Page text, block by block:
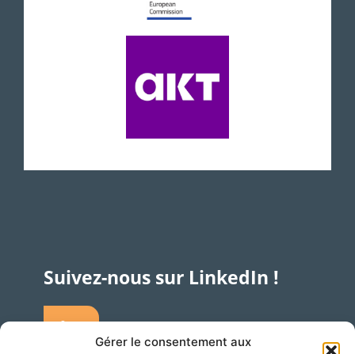
Gérer le consentement aux
Suivez-nous sur LinkedIn !